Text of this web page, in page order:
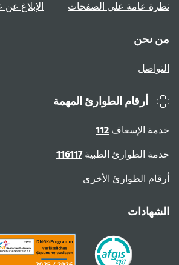
عامة على الصفحات الإبلاغ عن عوائق
نحن
أرقام الطوارئ المهمة
الإسعاف112
الطوارئ الطبية116117
الطوارئ الأخرى